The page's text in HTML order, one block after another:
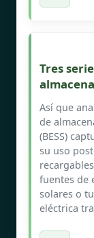
Tres
Así que
de
(BESS)
su uso
fuentes de
solares o
eléctrica